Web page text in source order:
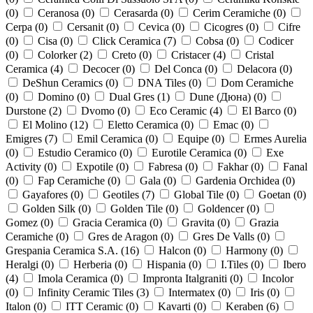
(0) Ceranosa (0) Cerasarda (0) Cerim Ceramiche (0)
Cerpa (0) Cersanit (0) Cevica (0) Cicogres (0)
Cifre
(0) Cisa (0) Click Ceramica (7) Cobsa (0)
Codicer
(0) Colorker (2) Creto (0) Cristacer (4)
Cristal
Ceramica (4) Decocer (0) Del Conca (0) Delacora (0)
DeShun Ceramics (0) DNA Tiles (0)
Dom Ceramiche
(0) Domino (0) Dual Gres (1) Dune (Дюна) (0)
Durstone (2) Dvomo (0) Eco Ceramic (4) El Barco (0)
El Molino (12) Eletto Ceramica (0) Emac (0)
Emigres (7) Emil Ceramica (0) Equipe (0)
Ermes Aurelia
(0) Estudio Ceramico (0) Eurotile Ceramica (0)
Exe
Activity (0) Expotile (0) Fabresa (0) Fakhar (0)
Fanal
(0) Fap Ceramiche (0) Gala (0) Gardenia Orchidea (0)
Gayafores (0) Geotiles (7) Global Tile (0) Goetan (0)
Golden Silk (0) Golden Tile (0) Goldencer (0)
Gomez (0) Gracia Ceramica (0) Gravita (0)
Grazia
Ceramiche (0) Gres de Aragon (0) Gres De Valls (0)
Grespania Ceramica S.A. (16) Halcon (0) Harmony (0)
Heralgi (0) Herberia (0) Hispania (0) I.Tiles (0)
Ibero
(4) Imola Ceramica (0) Impronta Italgraniti (0)
Incolor
(0) Infinity Ceramic Tiles (3) Intermatex (0) Iris (0)
Italon (0) ITT Ceramic (0) Kavarti (0) Keraben (6)